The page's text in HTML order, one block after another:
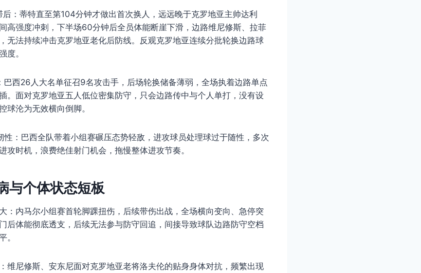
：蒂特直至第104分钟才做出首次换人，远远晚于克罗地亚主帅达利
高强度冲刺，下半场60分钟后全员体能断崖下滑，边路维尼修斯、拉菲
无法持续冲击克罗地亚老化后防线。反观克罗地亚连续分批轮换边路球
度。
巴西26人大名单征召9名攻击手，后场轮换储备薄弱，全场执着边路单点
。面对克罗地亚五人低位密集防守，只会边路传中与个人单打，没有设
球沦为无效横向倒脚。
性：巴西全队带着小组赛碾压态势轻敌，进攻球员处理球过于随性，多次
攻时机，浪费绝佳射门机会，拖慢整体进攻节奏。
与个体状态短板
：内马尔小组赛首轮脚踝扭伤，后续带伤出战，全场横向变向、急停突
后体能彻底透支，后续无法参与防守回追，间接导致球队边路防守空档
。
维尼修斯、安东尼面对克罗地亚老将洛夫伦的贴身身体对抗，频繁出现